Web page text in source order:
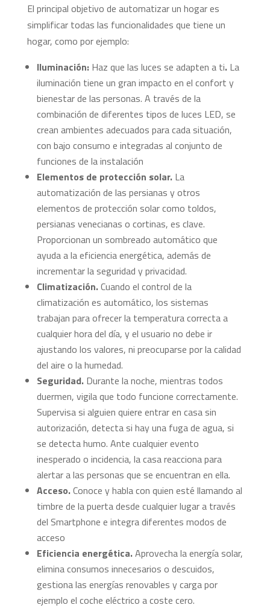
El principal objetivo de automatizar un hogar es
simplificar todas las funcionalidades que tiene un
hogar, como por ejemplo:
Iluminación:Haz que las luces se adapten a ti. La
iluminación tiene un gran impacto en el confort y
bienestar de las personas. A través de la
combinación de diferentes tipos de luces LED, se
crean ambientes adecuados para cada situación,
con bajo consumo e integradas al conjunto de
funciones de la instalación
Elementos de protección solar.La
automatización de las persianas y otros
elementos de protección solar como toldos,
persianas venecianas o cortinas, es clave.
Proporcionan un sombreado automático que
ayuda a la eficiencia energética, además de
incrementar la seguridad y privacidad.
Climatización.Cuando el control de la
climatización es automático, los sistemas
trabajan para ofrecer la temperatura correcta a
cualquier hora del día, y el usuario no debe ir
ajustando los valores, ni preocuparse por la calidad
del aire o la humedad.
Seguridad.Durante la noche, mientras todos
duermen, vigila que todo funcione correctamente.
Supervisa si alguien quiere entrar en casa sin
autorización, detecta si hay una fuga de agua, si
se detecta humo. Ante cualquier evento
inesperado o incidencia, la casa reacciona para
alertar a las personas que se encuentran en ella.
Acceso.Conoce y habla con quien esté llamando al
timbre de la puerta desde cualquier lugar a través
del Smartphone e integra diferentes modos de
acceso
Eficiencia energética.Aprovecha la energía solar,
elimina consumos innecesarios o descuidos,
gestiona las energías renovables y carga por
ejemplo el coche eléctrico a coste cero.